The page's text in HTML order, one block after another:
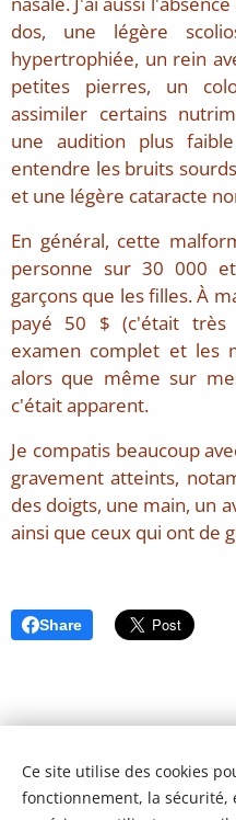
dos, une légère
hypertrophiée, un rein
petites pierres, un
assimiler certains
une audition plus
entendre les bruits
et une légère cataracte
En général, cette
personne sur 30 000
garçons que les filles. À
payé 50 $ (c'était
examen complet et les
alors que même sur
c'était apparent.
Je compatis beaucoup
gravement atteints,
des doigts, une main, un
ainsi que ceux qui ont de
Share
Ce site utilise des cookies
fonctionnement, la